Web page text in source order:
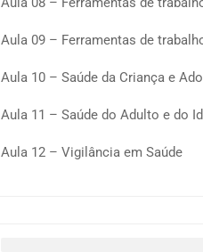
Aula 09 – Ferramentas de
Aula 10 – Saúde da Criança e
Aula 11 – Saúde do Adulto e do
Aula 12 – Vigilância em Saúde